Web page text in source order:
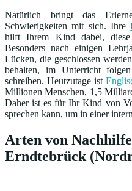
Natürlich bringt das
Schwierigkeiten mit sich. Ihre
hilft Ihrem Kind dabei, diese
Besonders nach einigen
Lücken, die geschlossen
behalten, im Unterricht
schreiben. Heutzutage ist
Millionen Menschen, 1,5
Daher ist es für Ihr Kind von
sprechen kann, um in einer
Arten von
Erndtebrück